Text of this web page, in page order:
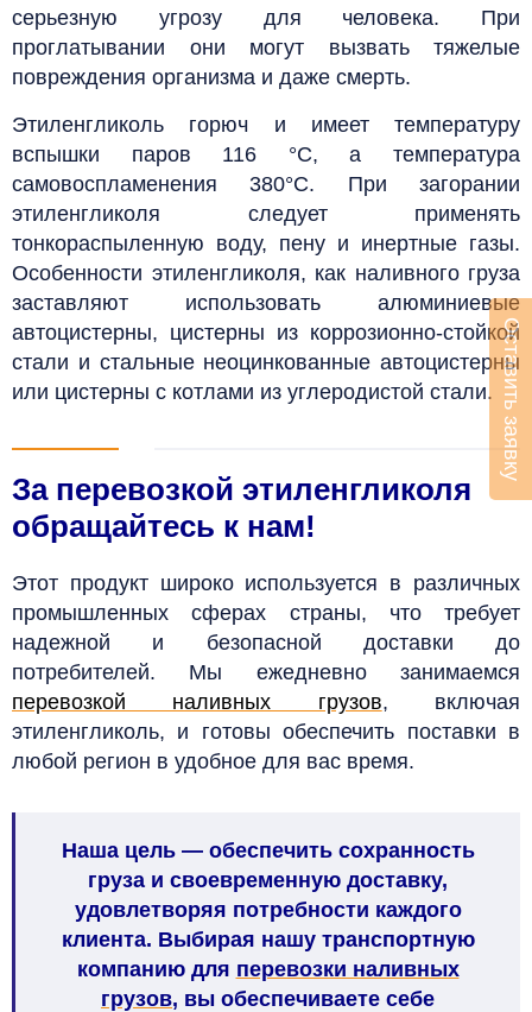
серьезную угрозу для человека. При
проглатывании они могут вызвать тяжелые
повреждения организма и даже смерть.
Этиленгликоль горюч и имеет температуру
вспышки паров 116 °С, а температура
самовоспламенения 380°С. При загорании
этиленгликоля следует применять
тонкораспыленную воду, пену и инертные газы.
Особенности этиленгликоля, как наливного груза
заставляют использовать алюминиевые
автоцистерны, цистерны из коррозионно-стойкой
стали и стальные неоцинкованные автоцистерны
или цистерны с котлами из углеродистой стали.
За перевозкой этиленгликоля
обращайтесь к нам!
Этот продукт широко используется в различных
промышленных сферах страны, что требует
надежной и безопасной доставки до
потребителей. Мы ежедневно занимаемся
перевозкой наливных грузов, включая
этиленгликоль, и готовы обеспечить поставки в
любой регион в удобное для вас время.
Наша цель — обеспечить сохранность
груза и своевременную доставку,
удовлетворяя потребности каждого
клиента. Выбирая нашу транспортную
компанию для перевозки наливных
грузов, вы обеспечиваете себе
Оставить заявку